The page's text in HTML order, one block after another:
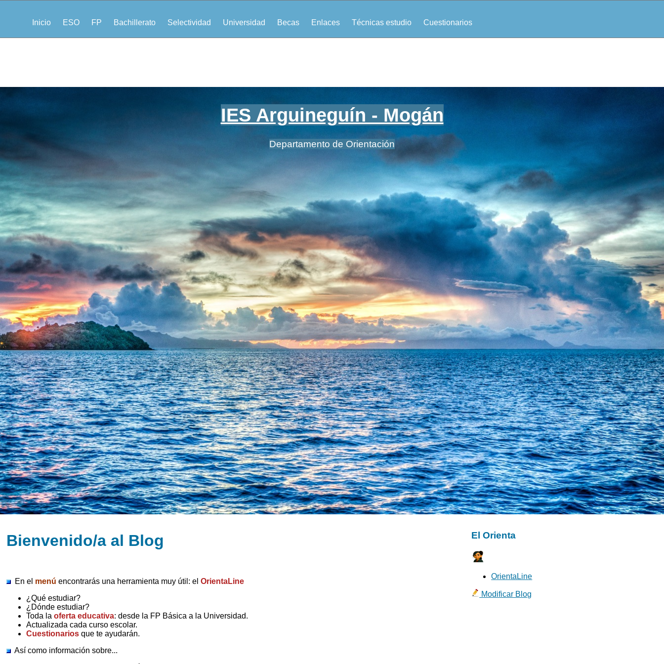
Inicio ESO FP Bachillerato Selectividad Universidad Becas Enlaces Técnicas estudio Cuestionarios
IES Arguineguín - Mogán
Departamento de Orientación
Bienvenido/a al Blog
En el menúencontrarás una herramienta muy útil: elOrientaLine
¿Qué estudiar?
¿Dónde estudiar?
Toda laoferta educativa: desde la FP Básica a la Universidad.
Actualizada cada curso escolar.
Cuestionariosque te ayudarán.
Así como información sobre...
El Orienta
OrientaLine
Modificar Blog